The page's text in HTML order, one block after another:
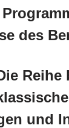
des
Reihe
und